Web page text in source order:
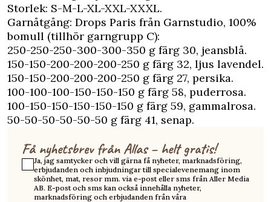
Storlek: S-M-L-XL-XXL-XXXL.
Garnåtgång: Drops Paris från Garnstudio, 100%
bomull (tillhör garngrupp C):
250-250-250-300-300-350 g färg 30, jeansblå.
150-150-200-200-200-250 g färg 32, ljus lavendel.
150-150-200-200-200-250 g färg 27, persika.
100-100-100-150-150-150 g färg 58, puderrosa.
100-150-150-150-150-150 g färg 59, gammalrosa.
50-50-50-50-50-50 g färg 41, senap.
Få nyhetsbrev från Allas – helt gratis!
Ja, jag samtycker och vill gärna få nyheter, marknadsföring,
erbjudanden och inbjudningar till specialevenemang inom
skönhet, mat, resor mm. via e-post eller sms från Aller Media
AB. E-post och sms kan också innehålla nyheter,
marknadsföring och erbjudanden från våra